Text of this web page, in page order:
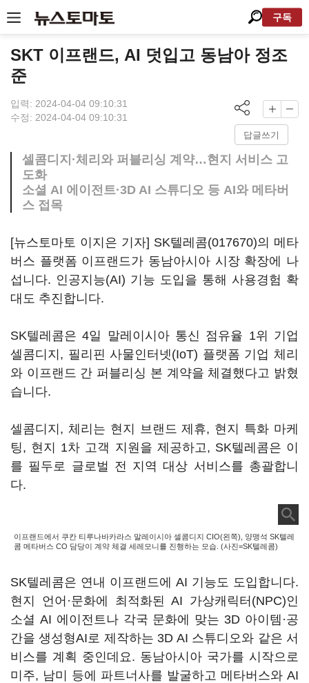
구독
SKT 이프랜드, AI 덧입고 동남아 정조
준
입력: 2024-04-04 09:10:31
수정: 2024-04-04 09:10:31
답글쓰기
셀콤디지·체리와 퍼블리싱 계약…현지 서비스 고
도화
소셜 AI 에이전트·3D AI 스튜디오 등 AI와 메타버
스 접목
[뉴스토마토 이지은 기자] SK텔레콤(017670)의 메타
버스 플랫폼 이프랜드가 동남아시아 시장 확장에 나
섭니다. 인공지능(AI) 기능 도입을 통해 사용경험 확
대도 추진합니다.
SK텔레콤은 4일 말레이시아 통신 점유율 1위 기업
셀콤디지, 필리핀 사물인터넷(IoT) 플랫폼 기업 체리
와 이프랜드 간 퍼블리싱 본 계약을 체결했다고 밝혔
습니다.
셀콤디지, 체리는 현지 브랜드 제휴, 현지 특화 마케
팅, 현지 1차 고객 지원을 제공하고, SK텔레콤은 이
를 필두로 글로벌 전 지역 대상 서비스를 총괄합니
다.
이프랜드에서 쿠칸 티루나바카라스 말레이시아 셀콤디지 CIO(왼쪽), 양맹석 SK텔레
콤 메타버스 CO 담당이 계약 체결 세레모니를 진행하는 모습. (사진=SK텔레콤)
SK텔레콤은 연내 이프랜드에 AI 기능도 도입합니다.
현지 언어·문화에 최적화된 AI 가상캐릭터(NPC)인
소셜 AI 에이전트나 각국 문화에 맞는 3D 아이템·공
간을 생성형AI로 제작하는 3D AI 스튜디오와 같은 서
비스를 계획 중인데요. 동남아시아 국가를 시작으로
미주, 남미 등에 파트너사를 발굴하고 메타버스와 AI